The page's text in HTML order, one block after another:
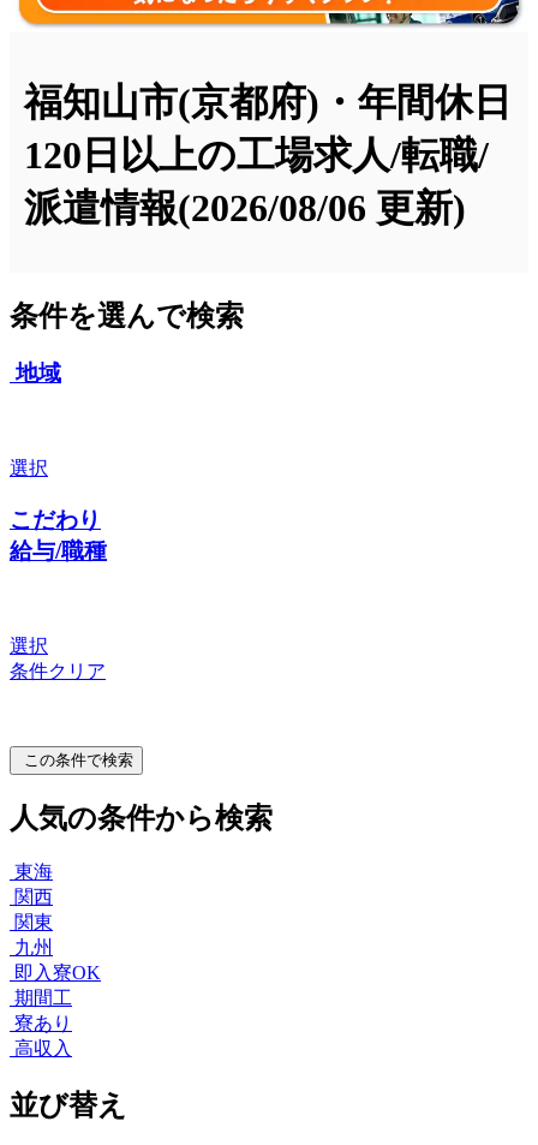
福知山市(京都府)・年間休日
120日以上の工場求人/転職/
派遣情報(2026/08/06 更新)
条件を選んで検索
地域
選択
こだわり
給与/職種
選択
条件クリア
この条件で検索
人気の条件から検索
東海
関西
関東
九州
即入寮OK
期間工
寮あり
高収入
並び替え